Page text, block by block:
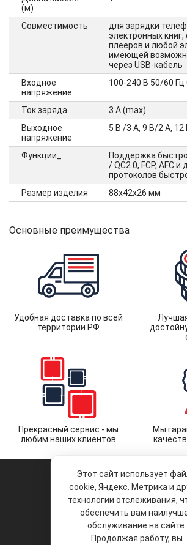
(м)
Совместимость
для зарядки
электронных
плееров и любой
имеющей
через USB-кабель
Входное
напряжение
100-240 В 50/60 Гц
Ток заряда
3 А (max)
Выходное
напряжение
5 В /3 A, 9 В/2 A, 12
Функции_
Поддержка
/ QC2.0, FCP, AFC и
протоколов
Размер изделия
88х42х26 мм
Основные преимущества
Удобная доставка по всей
территории РФ
Прекрасный сервис - мы
любим наших клиентов
Мы
© 2026 «Liberty Project».
Аксессуары и запчасти
Положение об обработке и
Этот сайт использует
cookie, Яндекс. Метрика и
технологии отслеживания,
обеспечить вам
обслуживание на сайте.
Продолжая работу, вы